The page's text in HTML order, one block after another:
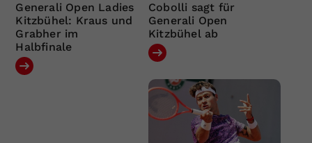
Generali Open Ladies
Kitzbühel: Kraus und
Grabher im
Halbfinale
Cobolli sagt für
Generali Open
Kitzbühel ab